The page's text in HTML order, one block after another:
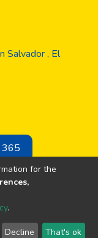
ultravioletas son
el virus que
y agua o
en la piel
Salvador , El
365
derechos son
de El
for the
.
Decline That's ok